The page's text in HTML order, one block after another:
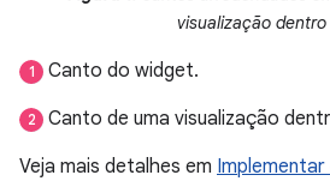
visualização dentro
1 Canto do widget.
2
Canto de uma visualização
Veja mais detalhes em